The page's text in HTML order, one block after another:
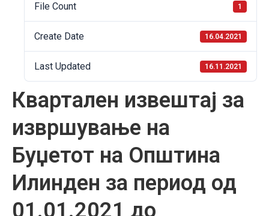
File Count 1
Create Date 16.04.2021
Last Updated 16.11.2021
Квартален извештај за
извршување на
Буџетот на Општина
Илинден за период од
01.01.2021 до